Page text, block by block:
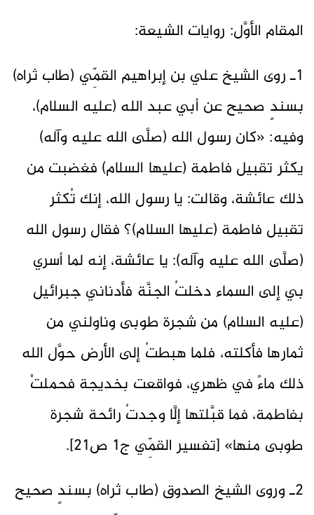
المقام الأوَّل: روايات الشيعة:
1ـ روى الشيخ علي بن إبراهيم القمِّي (طاب ثراه)
بسندٍ صحيح عن أبي عبد الله (عليه السلام)،
وفيه: «كان رسول الله (صلَّى الله عليه وآله)
يكثر تقبيل فاطمة (عليها السلام) فغضبت من
ذلك عائشة، وقالت: يا رسول الله، إنك تُكثر
تقبيل فاطمة (عليها السلام)؟ فقال رسول الله
(صلَّى الله عليه وآله): يا عائشة، إنه لما أسري
بي إلى السماء دخلتُ الجنَّة فأدناني جبرائيل
(عليه السلام) من شجرة طوبى وناولني من
ثمارها فأكلته، فلما هبطتُ إلى الأرض حوَّل الله
ذلك ماءً في ظهري، فواقعت بخديجة فحملتْ
بفاطمة، فما قبَّلتها إلَّا وجدتُ رائحة شجرة
طوبى منها» [تفسير القمِّي ج1 ص21].
2ـ وروى الشيخ الصدوق (طاب ثراه) بسندٍ صحيح